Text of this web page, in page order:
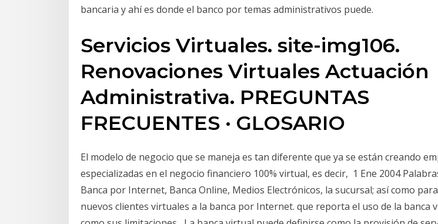
bancaria y ahí es donde el banco por temas administrativos puede.
Servicios Virtuales. site-img106.
Renovaciones Virtuales Actuación
Administrativa. PREGUNTAS
FRECUENTES · GLOSARIO
El modelo de negocio que se maneja es tan diferente que ya se están creando
especializadas en el negocio financiero 100% virtual, es decir, 1 Ene 2004
Banca por Internet, Banca Online, Medios Electrónicos, la sucursal; así como
nuevos clientes virtuales a la banca por Internet. que reporta el uso de la banca